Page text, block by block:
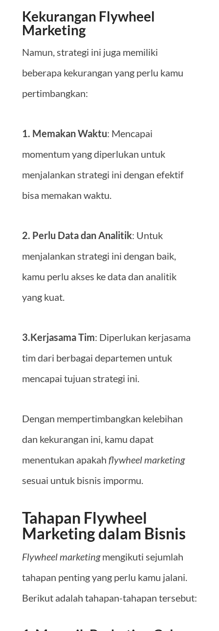
Kekurangan Flywheel
Marketing
Namun, strategi ini juga memiliki
beberapa kekurangan yang perlu kamu
pertimbangkan:
1. Memakan Waktu: Mencapai
momentum yang diperlukan untuk
menjalankan strategi ini dengan efektif
bisa memakan waktu.
2. Perlu Data dan Analitik: Untuk
menjalankan strategi ini dengan baik,
kamu perlu akses ke data dan analitik
yang kuat.
3.Kerjasama Tim: Diperlukan kerjasama
tim dari berbagai departemen untuk
mencapai tujuan strategi ini.
Dengan mempertimbangkan kelebihan
dan kekurangan ini, kamu dapat
menentukan apakah flywheel marketing
sesuai untuk bisnis impormu.
Tahapan Flywheel
Marketing dalam Bisnis
Flywheel marketingmengikuti sejumlah
tahapan penting yang perlu kamu jalani.
Berikut adalah tahapan-tahapan tersebut: